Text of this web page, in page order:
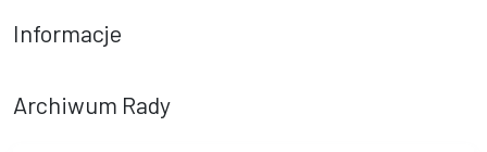
Informacje
Archiwum Rady